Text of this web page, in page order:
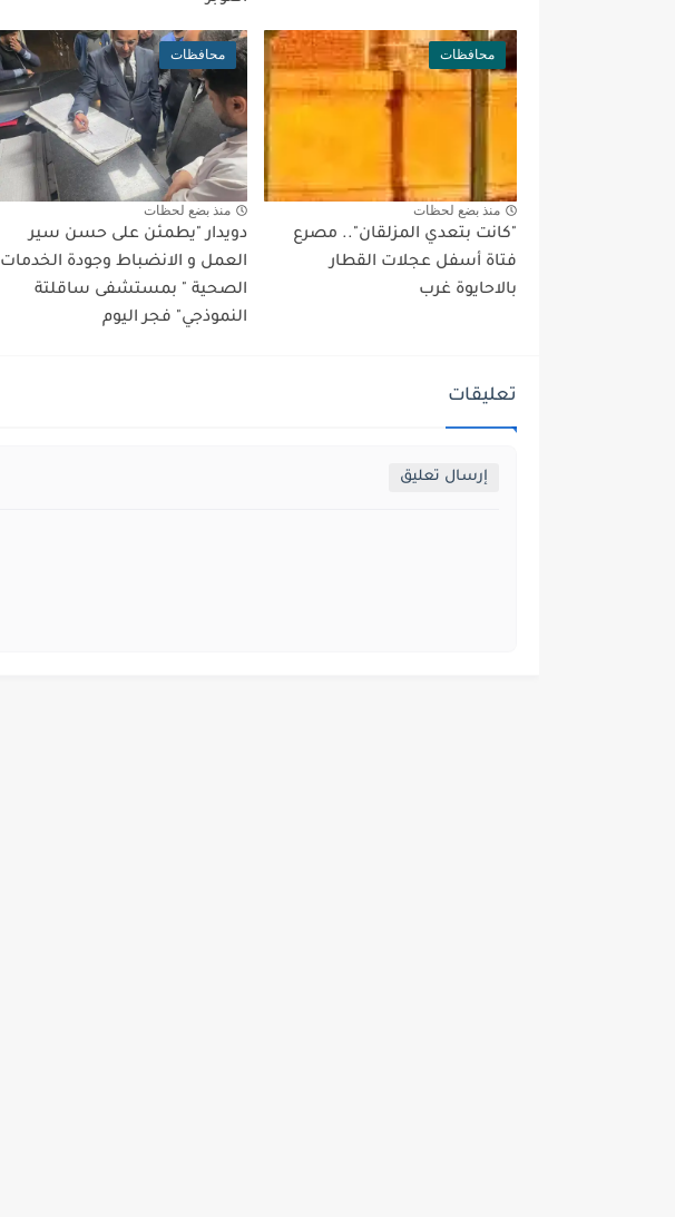
محافظات
منذ بضع لحظات
"كانت بتعدي المزلقان".. مصرع
فتاة أسفل عجلات القطار
بالاحايوة غرب
محافظات
منذ بضع لحظات
دويدار "يطمئن على حسن سير
العمل و الانضباط وجودة الخدمات
الصحية " بمستشفى ساقلتة
النموذجي" فجر اليوم
تعليقات
إرسال تعليق